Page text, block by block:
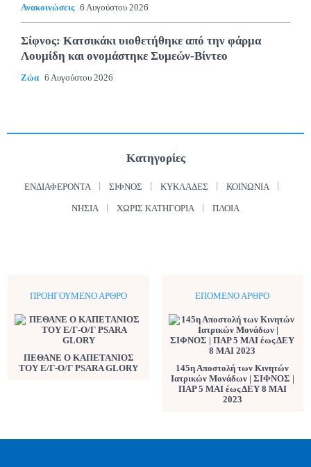
Ανακοινώσεις 6 Αυγούστου 2026
Σίφνος: Κατσικάκι υιοθετήθηκε από την φάρμα
Λουμίδη και ονομάστηκε Συμεών-Βίντεο
Ζώα 6 Αυγούστου 2026
Κατηγορίες
ΕΝΔΙΑΦΈΡΟΝΤΑ ΣΊΦΝΟΣ ΚΥΚΛΆΔΕΣ ΚΟΙΝΩΝΊΑ
ΝΗΣΙΆ ΧΩΡΊΣ ΚΑΤΗΓΟΡΊΑ ΠΛΟΊΑ
ΠΡΟΗΓΟΎΜΕΝΟ ΆΡΘΡΟ
ΠΕΘΑΝΕ Ο ΚΑΠΕΤΑΝΙΟΣ
ΤΟΥ Ε/Γ-Ο/Γ PSARA GLORY
ΕΠΌΜΕΝΟ ΆΡΘΡΟ
145η Αποστολή των Κινητών
Ιατρικών Μονάδων | ΣΙΦΝΟΣ |
ΠΑΡ 5 ΜΑΙ έως ΔΕΥ 8 ΜΑΙ
2023